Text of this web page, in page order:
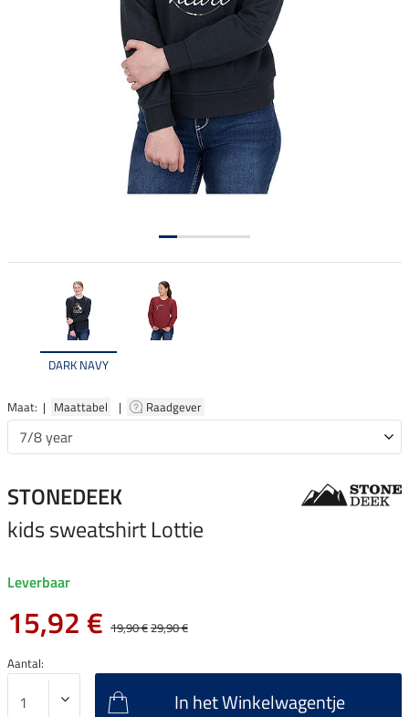
DARK NAVY
Maat: | Maattabel | Raadgever
STONEDEEK
kids sweatshirt Lottie
Leverbaar
15,92 € 19,90 €29,90 €
Aantal:
In het Winkelwagentje